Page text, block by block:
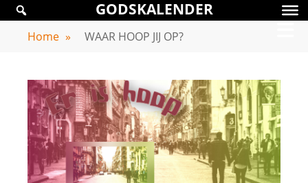
Skip
content
GODSKALENDER
GODSKALENDER
Home » WAAR HOOP JIJ OP?